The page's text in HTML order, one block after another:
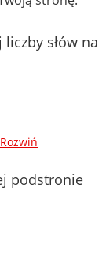
słów na
Rozwiń
podstronie